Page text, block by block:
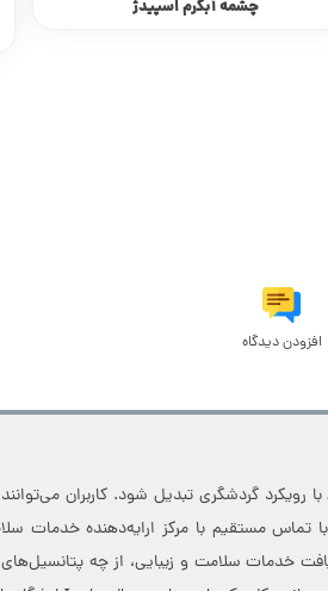
چشمه آبگرم اسپیدژ
افزودن دیدگاه
گردشگری تبدیل شود. کاربران می‌توانند
مستقیم با مرکز ارایه‌دهنده خدمات
خدمات سلامت و زیبایی، از چه